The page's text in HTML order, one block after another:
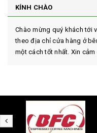
KÍNH CHÀO
Chào mừng quý khách tới
theo địa chỉ cửa hàng ở
một cách tốt nhất. Xin cảm